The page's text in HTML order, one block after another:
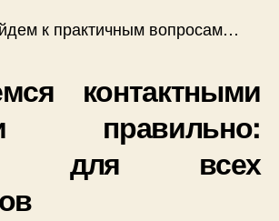
к практичным вопросам…
контактными
правильно:
для всех